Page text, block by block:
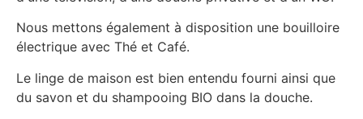
Nous mettons également à disposition une bouilloire
électrique avec Thé et Café.
Le linge de maison est bien entendu fourni ainsi que
du savon et du shampooing BIO dans la douche.